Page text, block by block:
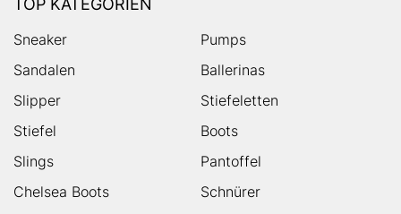
Sneaker
Pumps
Sandalen
Ballerinas
Slipper
Stiefeletten
Stiefel
Boots
Slings
Pantoffel
Chelsea Boots
Schnürer